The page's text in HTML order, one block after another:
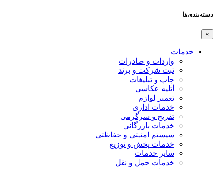
دسته‌بندی‌ها
×
خدمات
واردات و صادرات
ثبت شرکت و برند
چاپ و تبلیغات
آتلیه عکاسی
تعمیر لوازم
خدمات اداری
تفریح و سرگرمی
خدمات بازرگانی
سیستم امنیتی و حفاظتی
خدمات پخش و توزیع
سایر خدمات
خدمات حمل و نقل